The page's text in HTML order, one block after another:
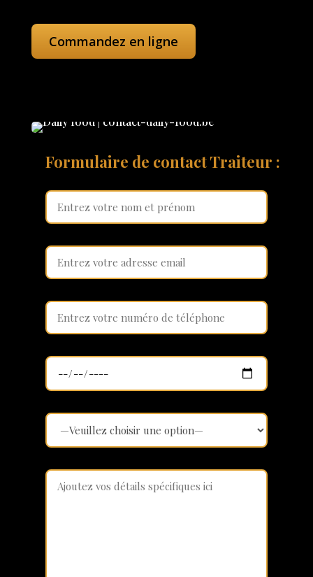
Commandez en ligne
Formulaire de contact Traiteur :